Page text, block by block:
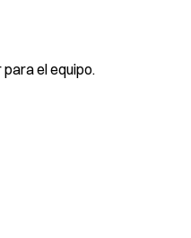
el equipo.